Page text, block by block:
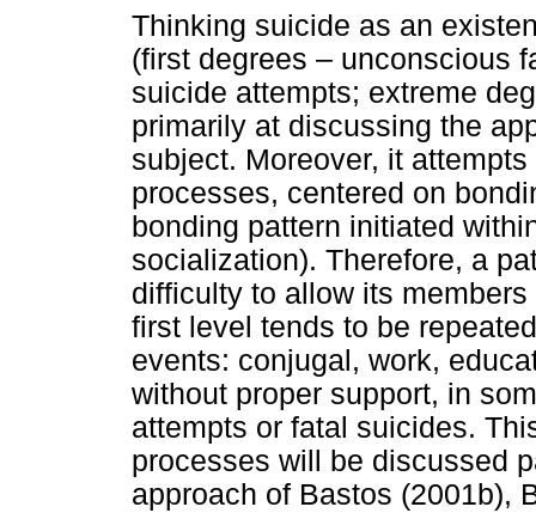
Thinking suicide as an
(first degrees – unconscious
suicide attempts; extreme
primarily at discussing the
subject. Moreover, it
processes, centered on
bonding pattern initiated
socialization). Therefore, a
difficulty to allow its
first level tends to be
events: conjugal, work,
without proper support, in
attempts or fatal suicides.
processes will be discussed
approach of Bastos (2001b),